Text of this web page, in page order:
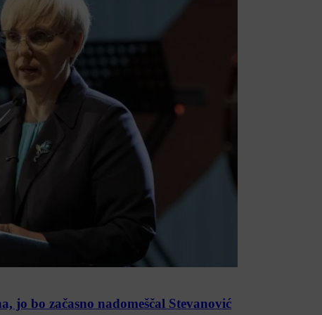
jo bo začasno nadomeščal Stevanović